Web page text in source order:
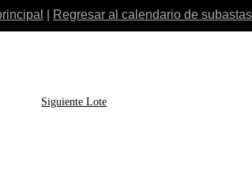
Regresar al calendario de subastas
Siguiente Lote